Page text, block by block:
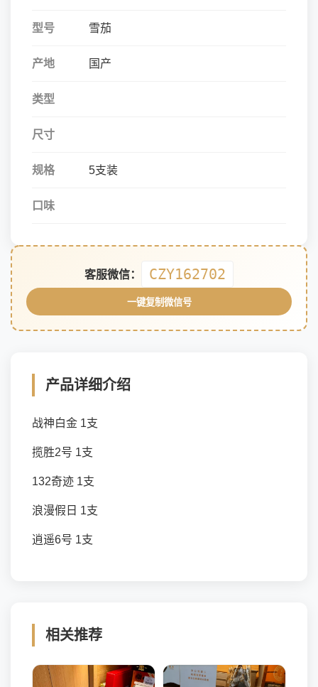
型号 雪茄
产地 国产
类型
尺寸
规格 5支装
口味
客服微信： CZY162702
一键复制微信号
产品详细介绍
战神白金 1支
揽胜2号 1支
132奇迹 1支
浪漫假日 1支
逍遥6号 1支
相关推荐